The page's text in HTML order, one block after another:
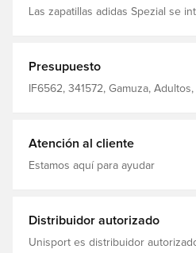
Las zapatillas adidas Spezial se
sintético Suela de goma gomosa
Corte normal
Presupuesto
IF6562, 341572, Gamuza,
Atención al cliente
Estamos aquí para ayudar
Distribuidor autorizado
Unisport es distribuidor